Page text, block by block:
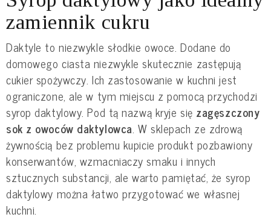
zamiennik cukru
Daktyle to niezwykle słodkie owoce. Dodane do
domowego ciasta niezwykle skutecznie zastępują
cukier spożywczy. Ich zastosowanie w kuchni jest
ograniczone, ale w tym miejscu z pomocą przychodzi
syrop daktylowy. Pod tą nazwą kryje się zagęszczony
sok z owoców daktylowca. W sklepach ze zdrową
żywnością bez problemu kupicie produkt pozbawiony
konserwantów, wzmacniaczy smaku i innych
sztucznych substancji, ale warto pamiętać, że syrop
daktylowy można łatwo przygotować we własnej
kuchni.